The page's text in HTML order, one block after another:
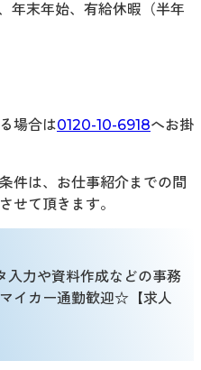
年末年始、有給休暇（半年
場合は0120-10-6918へお掛
件は、お仕事紹介までの間
せて頂きます。
力や資料作成などの事務
イカー通勤歓迎☆【求人